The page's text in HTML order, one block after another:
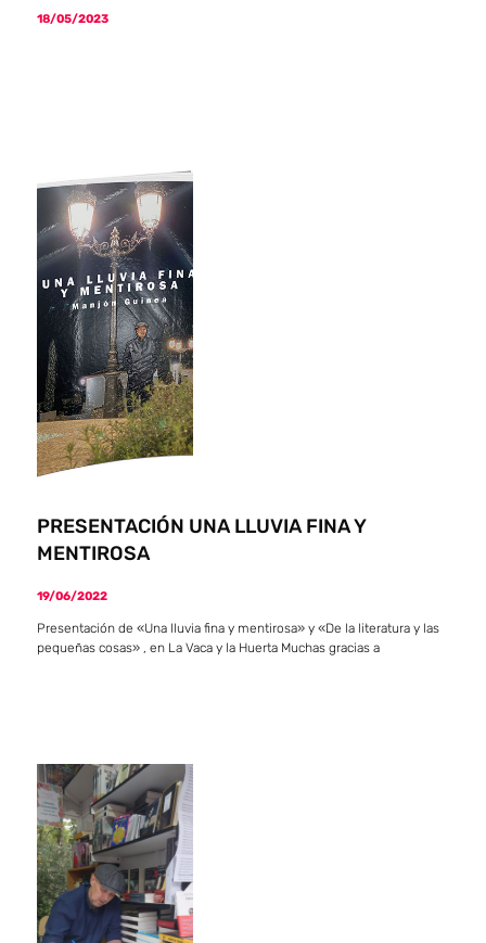
18/05/2023
PRESENTACIÓN UNA LLUVIA FINA Y
MENTIROSA
19/06/2022
Presentación de «Una lluvia fina y mentirosa» y «De la literatura y las
pequeñas cosas» , en La Vaca y la Huerta Muchas gracias a